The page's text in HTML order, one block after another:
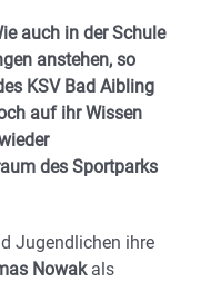
auch in der Schule
anstehen, so
KSV Bad Aibling
auf ihr Wissen
des Sportparks
Jugendlichen ihre
Nowakals